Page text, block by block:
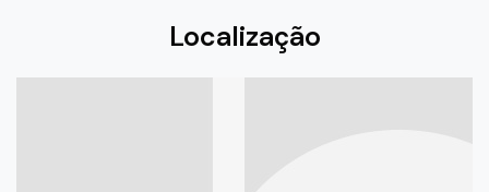
Localização